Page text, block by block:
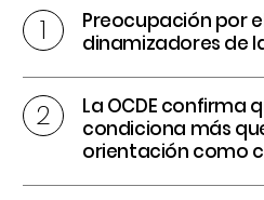
Preocupación por
dinamizadores de
La OCDE confirma
condiciona más
orientación como